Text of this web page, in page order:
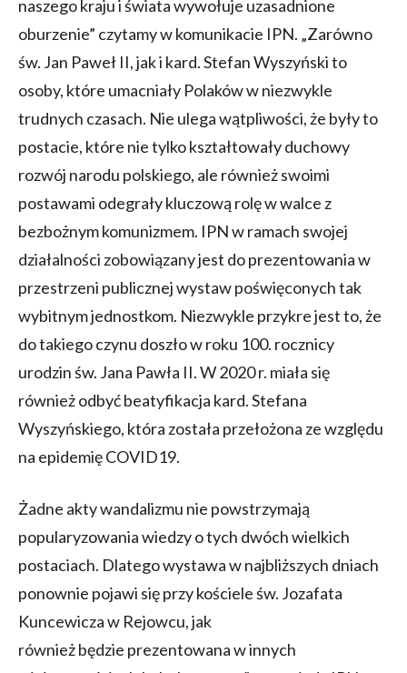
naszego kraju i świata wywołuje uzasadnione
oburzenie” czytamy w komunikacie IPN. „Zarówno
św. Jan Paweł II, jak i kard. Stefan Wyszyński to
osoby, które umacniały Polaków w niezwykle
trudnych czasach. Nie ulega wątpliwości, że były to
postacie, które nie tylko kształtowały duchowy
rozwój narodu polskiego, ale również swoimi
postawami odegrały kluczową rolę w walce z
bezbożnym komunizmem. IPN w ramach swojej
działalności zobowiązany jest do prezentowania w
przestrzeni publicznej wystaw poświęconych tak
wybitnym jednostkom. Niezwykle przykre jest to, że
do takiego czynu doszło w roku 100. rocznicy
urodzin św. Jana Pawła II. W 2020 r. miała się
również odbyć beatyfikacja kard. Stefana
Wyszyńskiego, która została przełożona ze względu
na epidemię COVID19.
Żadne akty wandalizmu nie powstrzymają
popularyzowania wiedzy o tych dwóch wielkich
postaciach. Dlatego wystawa w najbliższych dniach
ponownie pojawi się przy kościele św. Jozafata
Kuncewicza w Rejowcu, jak
również będzie prezentowana w innych